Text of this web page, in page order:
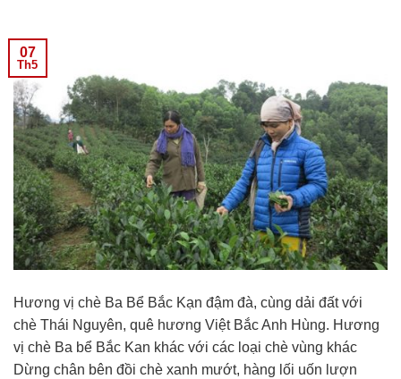
07
Th5
Hương vị chè Ba Bể Bắc Kạn đậm đà, cùng dải đất với
chè Thái Nguyên, quê hương Việt Bắc Anh Hùng. Hương
vị chè Ba bể Bắc Kan khác với các loại chè vùng khác
Dừng chân bên đồi chè xanh mướt, hàng lối uốn lượn